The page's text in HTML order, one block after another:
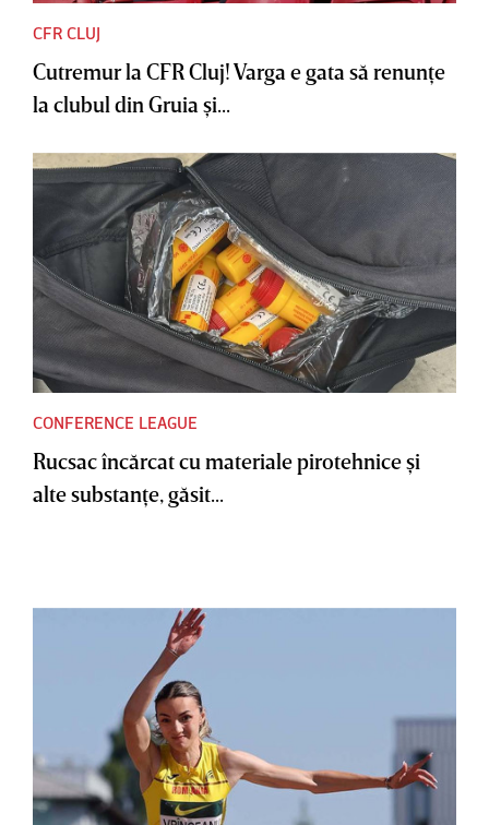
CFR CLUJ
Cutremur la CFR Cluj! Varga e gata să renunţe
la clubul din Gruia şi...
CONFERENCE LEAGUE
Rucsac încărcat cu materiale pirotehnice şi
alte substanţe, găsit...